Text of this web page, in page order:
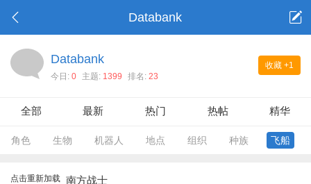
Databank
收藏 +1
Databank
今日: 0 主题: 1399 排名: 23
全部 最新 热门 热帖 精华
角色 生物 机器人 地点 组织 种族 飞船
点击重新加载 南方战士